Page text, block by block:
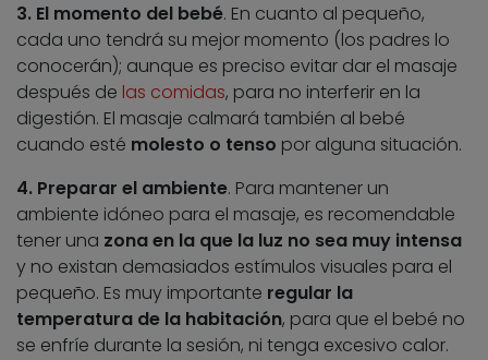
3. El momento del bebé. En cuanto al pequeño,
cada uno tendrá su mejor momento (los padres lo
conocerán); aunque es preciso evitar dar el masaje
después de las comidas, para no interferir en la
digestión. El masaje calmará también al bebé
cuando esté molesto o tenso por alguna situación.
4. Preparar el ambiente. Para mantener un
ambiente idóneo para el masaje, es recomendable
tener una zona en la que la luz no sea muy intensa
y no existan demasiados estímulos visuales para el
pequeño. Es muy importante regular la
temperatura de la habitación, para que el bebé no
se enfríe durante la sesión, ni tenga excesivo calor.